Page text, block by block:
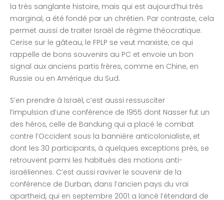
la très sanglante histoire, mais qui est aujourd’hui très
marginal, a été fondé par un chrétien. Par contraste, cela
permet aussi de traiter Israël de régime théocratique.
Cerise sur le gâteau, le FPLP se veut marxiste, ce qui
rappelle de bons souvenirs au PC et envoie un bon
signal aux anciens partis frères, comme en Chine, en
Russie ou en Amérique du Sud.
S’en prendre à Israël, c’est aussi ressusciter
l’impulsion d’une conférence de 1955 dont Nasser fut un
des héros, celle de Bandung qui a placé le combat
contre l’Occident sous la bannière anticolonialiste, et
dont les 30 participants, à quelques exceptions près, se
retrouvent parmi les habitués des motions anti-
israéliennes. C’est aussi raviver le souvenir de la
conférence de Durban, dans l’ancien pays du vrai
apartheid, qui en septembre 2001 a lancé l’étendard de